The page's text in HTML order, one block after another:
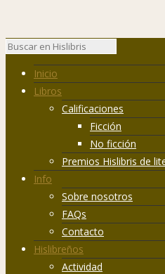
Inicio
Libros
Calificaciones
Ficción
No ficción
Premios Hislibris de
Info
Sobre nosotros
FAQs
Contacto
Hislibreños
Actividad